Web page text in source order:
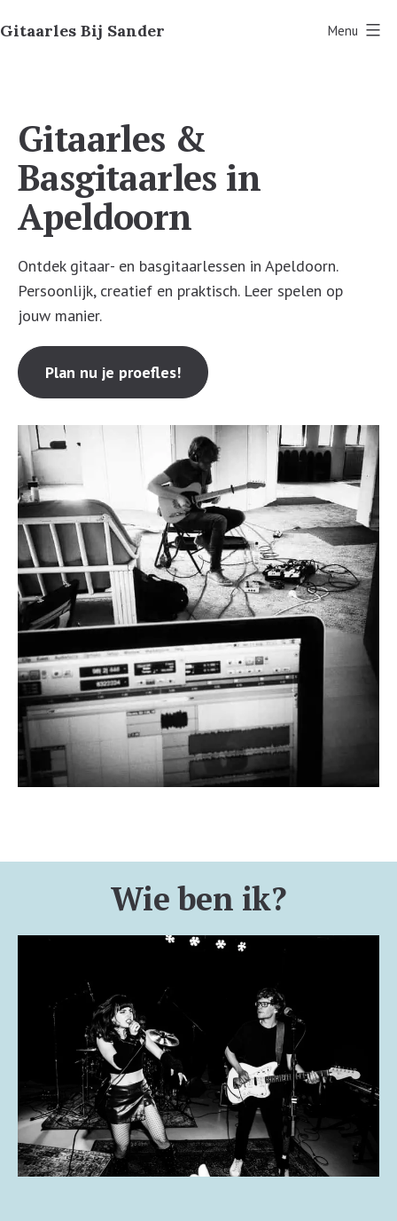
naar
Gitaarles Bij Sander Menu
Gitaarles &
Basgitaarles in
Apeldoorn
Ontdek gitaar- en basgitaarlessen in Apeldoorn.
Persoonlijk, creatief en praktisch. Leer spelen op
jouw manier.
Plan nu je proefles!
Wie ben ik?